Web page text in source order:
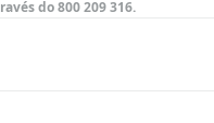
do 800 209 316.